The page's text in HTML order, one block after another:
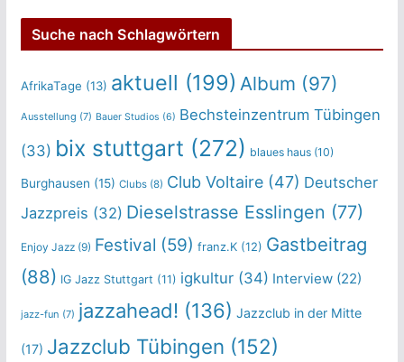
Suche nach Schlagwörtern
AfrikaTage (13) aktuell (199) Album (97)
Ausstellung (7) Bauer Studios (6) Bechsteinzentrum Tübingen
(33) bix stuttgart (272) blaues haus(10)
Burghausen (15) Clubs(8) Club Voltaire(47) Deutscher
Jazzpreis (32) Dieselstrasse Esslingen (77)
Enjoy Jazz(9) Festival (59) franz.K(12) Gastbeitrag
(88) IG Jazz Stuttgart (11) igkultur(34) Interview(22)
jazz-fun (7) jazzahead! (136) Jazzclub in der Mitte
(17) Jazzclub Tübingen (152)